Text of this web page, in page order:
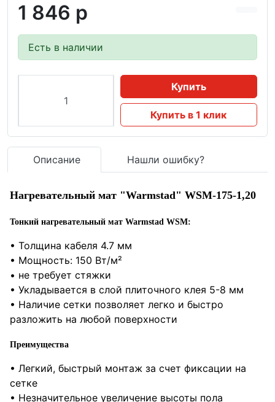
1 846 р
Есть в наличии
Купить
Купить в 1 клик
Описание Нашли ошибку?
Нагревательный мат "Warmstad" WSM-175-1,20
Тонкий нагревательный мат Warmstad WSM:
• Толщина кабеля 4.7 мм
• Мощность: 150 Вт/м²
• не требует стяжки
• Укладывается в слой плиточного клея 5-8 мм
• Наличие сетки позволяет легко и быстро
разложить на любой поверхности
Преимущества
• Легкий, быстрый монтаж за счет фиксации на
сетке
• Незначительное увеличение высоты пола